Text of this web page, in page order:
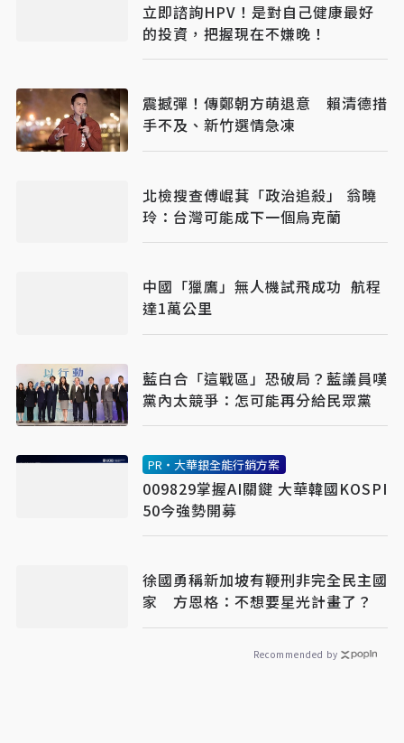
立即諮詢HPV！是對自己健康最好
的投資，把握現在不嫌晚！
震撼彈！傳鄭朝方萌退意 賴清德措
手不及、新竹選情急凍
北檢搜查傅崐萁「政治追殺」 翁曉
玲：台灣可能成下一個烏克蘭
中國「獵鷹」無人機試飛成功 航程
達1萬公里
藍白合「這戰區」恐破局？藍議員嘆
黨內太競爭：怎可能再分給民眾黨
PR・大華銀全能行銷方案
009829掌握AI關鍵 大華韓國KOSPI
50今強勢開募
徐國勇稱新加坡有鞭刑非完全民主國
家 方恩格：不想要星光計畫了？
Recommended by